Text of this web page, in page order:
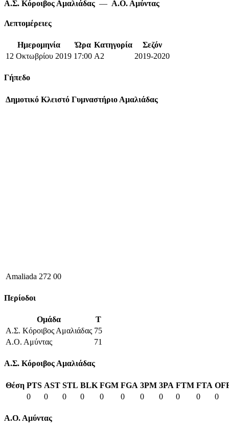
Α.Σ. Κόροιβος Αμαλιάδας — Α.Ο. Αμύντας
Λεπτομέρειες
Ημερομηνία Ώρα Κατηγορία
Σεζόν
12 Οκτωβρίου 2019 17:00 A2 2019-2020
Γήπεδο
Δημοτικό Κλειστό Γυμναστήριο Αμαλιάδας
Amaliada 272 00
Περίοδοι
Ομάδα
T
Α.Σ. Κόροιβος Αμαλιάδας 75
Α.Ο. Αμύντας
71
Α.Σ. Κόροιβος Αμαλιάδας
Θέση PTS AST STL BLK FGM FGA 3PM 3PA FTM FTA
0
0 0 0 0 0 0 0 0 0 0
Α.Ο. Αμύντας